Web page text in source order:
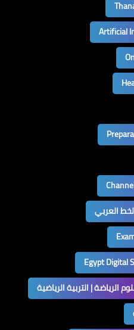
العربي
الرياضة | التربية الرياضية